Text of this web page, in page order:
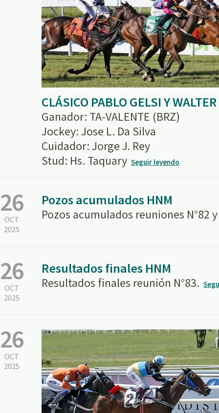
CLÁSICO PABLO GELSI Y
Ganador: TA-VALENTE (BRZ)
Jockey: Jose L. Da Silva
Cuidador: Jorge J. Rey
Stud: Hs. Taquary Seguir leyendo
26
OCT
2025
Pozos acumulados HNM
Pozos acumulados reuniones N°82 y
26
OCT
2025
Resultados finales HNM
Resultados finales reunión N°83.
26
OCT
2025